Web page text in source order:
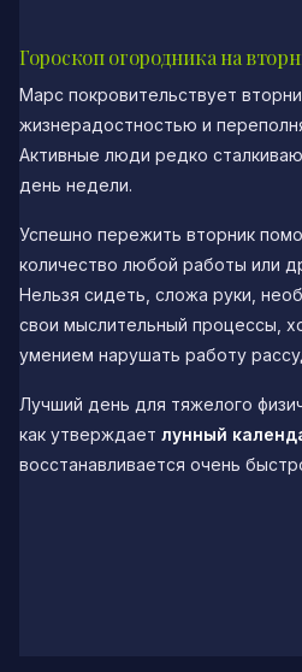
Гороскоп огородника на
Марс покровительствует
жизнерадостностью и
Активные люди редко
день недели.
Успешно пережить вторник
количество любой работы или
Нельзя сидеть, сложа руки,
свои мыслительный процессы,
умением нарушать работу
Лучший день для тяжелого
как утверждает лунный
восстанавливается очень